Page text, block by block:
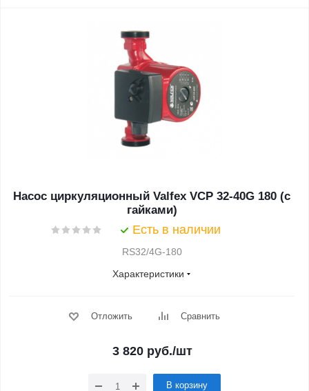
Насос циркуляционный Valfex VCP 32-40G 180 (с
гайками)
Есть в наличии
RS32/4G-180
Характеристики
Отложить Сравнить
3 820руб./шт
В корзину